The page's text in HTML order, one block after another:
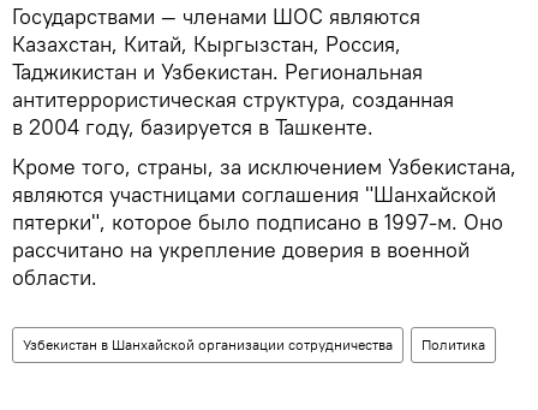
Государствами — членами ШОС являются
Казахстан, Китай, Кыргызстан, Россия,
Таджикистан и Узбекистан. Региональная
антитеррористическая структура, созданная
в 2004 году, базируется в Ташкенте.
Кроме того, страны, за исключением Узбекистана,
являются участницами соглашения "Шанхайской
пятерки", которое было подписано в 1997-м. Оно
рассчитано на укрепление доверия в военной
области.
Узбекистан в Шанхайской организации сотрудничества Политика